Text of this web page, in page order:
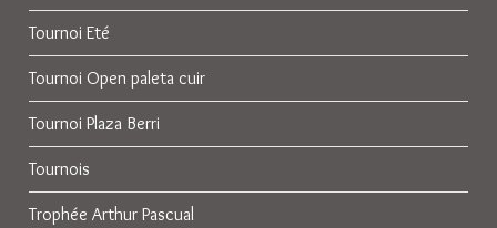
Tournoi Eté
Tournoi Open paleta cuir
Tournoi Plaza Berri
Tournois
Trophée Arthur Pascual